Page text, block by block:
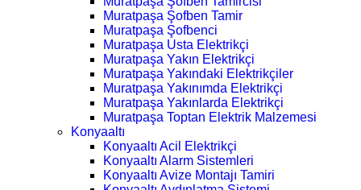
Muratpaşa Şofben Tamir
Muratpaşa Şofbenci
Muratpaşa Usta Elektrikçi
Muratpaşa Yakın Elektrikçi
Muratpaşa Yakındaki Elektrikçiler
Muratpaşa Yakınımda Elektrikçi
Muratpaşa Yakınlarda Elektrikçi
Muratpaşa Toptan Elektrik Malzemesi
Konyaaltı
Konyaaltı Acil Elektrikçi
Konyaaltı Alarm Sistemleri
Konyaaltı Avize Montajı Tamiri